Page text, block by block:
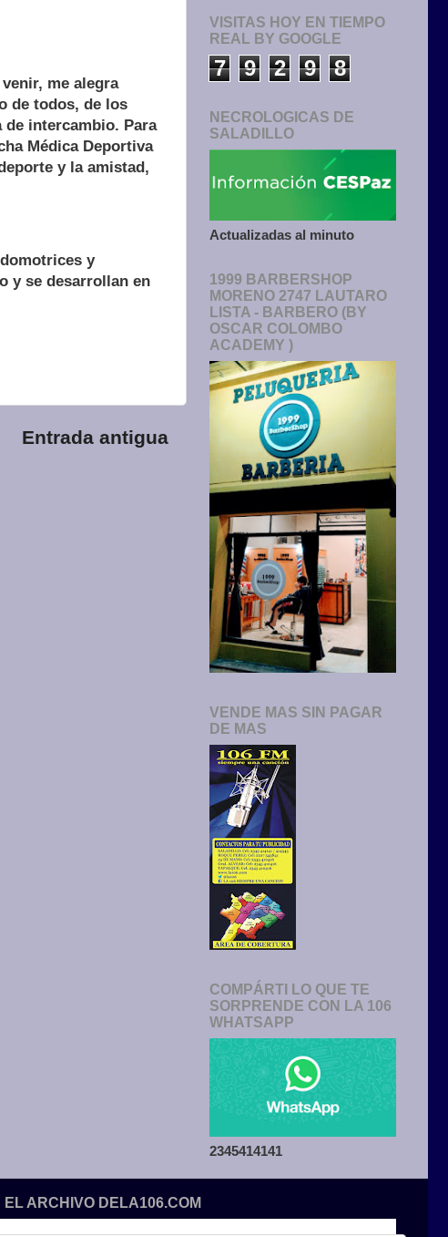
me alegra
de todos, de los
intercambio. Para
Médica Deportiva
y la amistad,
y
y se desarrollan en
Entrada antigua
VISITAS HOY EN TIEMPO
REAL BY GOOGLE
7 9 2 9 8
NECROLOGICAS DE
SALADILLO
Actualizadas al minuto
1999 BARBERSHOP
MORENO 2747 LAUTARO
LISTA - BARBERO (BY
OSCAR COLOMBO
ACADEMY )
VENDE MAS SIN PAGAR
DE MAS
COMPÁRTI LO QUE TE
SORPRENDE CON LA 106
WHATSAPP
2345414141
ARCHIVO DELA106.COM